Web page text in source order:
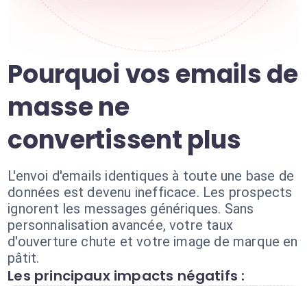
Pourquoi vos emails de
masse ne
convertissent plus
L'envoi d'emails identiques à toute une base de
données est devenu inefficace. Les prospects
ignorent les messages génériques. Sans
personnalisation avancée, votre taux
d'ouverture chute et votre image de marque en
pâtit.
Les principaux impacts négatifs :